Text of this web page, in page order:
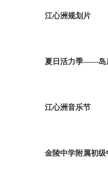
江心洲规划片
夏日活力季——岛
江心洲音乐节
金陵中学附属初